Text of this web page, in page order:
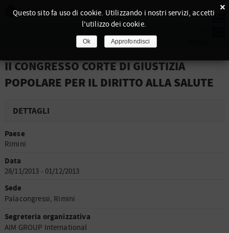
II CONGRESSO CORTE DI GIUSTIZIA
POPOLARE PER IL DIRITTO ALLA SALUTE
DETTAGLI
Paese
Rimini
Data
28/11/2013 - 01/12/2013
Sede
Palacongressi, Rimini
Segreteria organizzativa
AIM GROUP International
×
Questo sito fa uso di cookie. Utilizzando i nostri servizi, accetti
l'utilizzo dei cookie.
Ok Approfondisci